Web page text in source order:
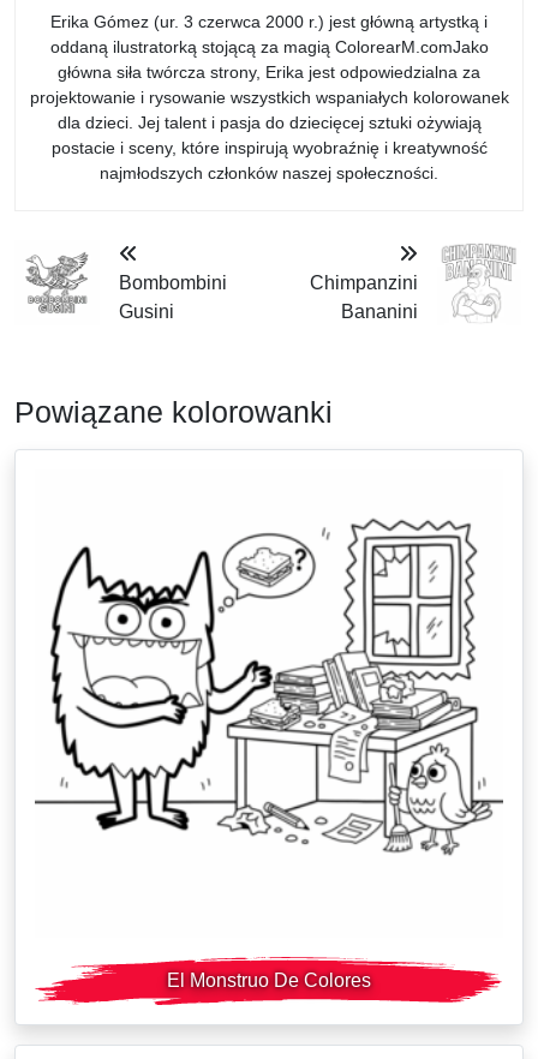
Erika Gómez (ur. 3 czerwca 2000 r.) jest główną artystką i
oddaną ilustratorką stojącą za magią ColorearM.comJako
główna siła twórcza strony, Erika jest odpowiedzialna za
projektowanie i rysowanie wszystkich wspaniałych kolorowanek
dla dzieci. Jej talent i pasja do dziecięcej sztuki ożywiają
postacie i sceny, które inspirują wyobraźnię i kreatywność
najmłodszych członków naszej społeczności.
Bombombini
Gusini
Chimpanzini
Bananini
Powiązane kolorowanki
El Monstruo De Colores